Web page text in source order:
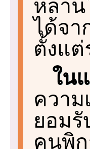
หลาน
ได้จา
ตั้งแ
ใน
ความ
ยอม
คนพิก